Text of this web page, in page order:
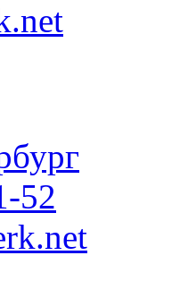
52